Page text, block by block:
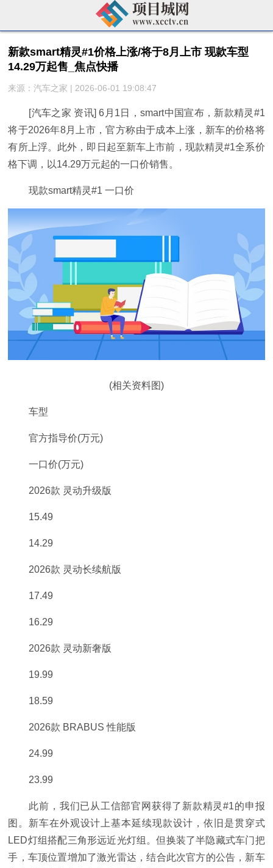
新款smart精灵#1价格上涨/将于8月上市 现款车型
14.29万起售_焦点快播
来源：汽车之家 | 2026-06-01 19:08:47
[汽车之家 资讯] 6月1日，smart中国宣布，新款精灵#1
将于2026年8月上市，官方称由于成本上涨，新车的价格将
有所上浮。此外，即日起至新车上市前，现款精灵#1全系价
格下调，以14.29万元起的一口价销售。
现款smart精灵#1 一口价
(相关资料图)
车型
官方指导价(万元)
一口价(万元)
2026款 灵动升级版
15.49
14.29
2026款 灵动长续航版
17.49
16.29
2026款 灵动新奢版
19.99
18.59
2026款 BRABUS 性能版
24.99
23.99
此前，我们已从工信部官网获得了新款精灵#1的申报
图。新车在外观设计上基本延续现款设计，依旧是贯穿式
LED灯组搭配三角形远近光灯组。但换装了半隐藏式车门把
手，车顶位置增加了激光雷达，结合此次官方的公告，新车